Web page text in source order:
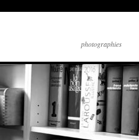
photographies